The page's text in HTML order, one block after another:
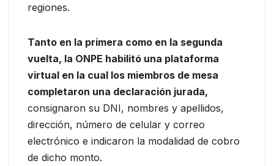
regiones.
Tanto en la primera como en la segunda
vuelta, la ONPE habilitó una plataforma
virtual en la cual los miembros de mesa
completaron una declaración jurada,
consignaron su DNI, nombres y apellidos,
dirección, número de celular y correo
electrónico e indicaron la modalidad de cobro
de dicho monto.